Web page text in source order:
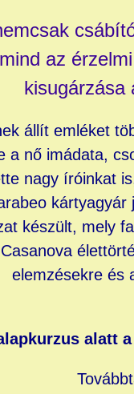
az
kisugárzása
állít emléket
a nő imádata,
nagy íróinkat
készült, mely
elemzésekre és
alatt